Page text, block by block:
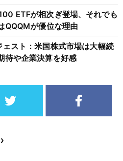
ETFが相次ぎ登場、それでも
QQQMが優位な理由
スト：米国株式市場は大幅続
待や企業決算を好感